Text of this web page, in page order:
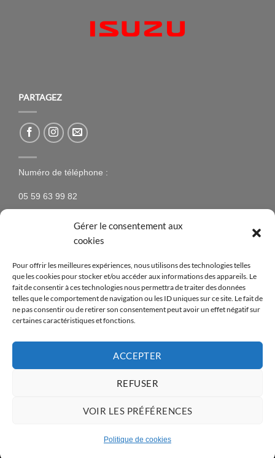
Gérer le consentement aux
cookies
Pour offrir les meilleures expériences, nous utilisons des technologies telles
que les cookies pour stocker et/ou accéder aux informations des appareils. Le
fait de consentir à ces technologies nous permettra de traiter des données
telles que le comportement de navigation ou les ID uniques sur ce site. Le fait de
ne pas consentir ou de retirer son consentement peut avoir un effet négatif sur
certaines caractéristiques et fonctions.
ACCEPTER
REFUSER
VOIR LES PRÉFÉRENCES
Politique de cookies
PARTAGEZ
Numéro de téléphone :
05 59 63 99 82
N’hésitez pas à vous inscrire à la newsletter pour être
tenus au courant des nouveaux produits proposés sur
le site ainsi que des offres spéciales !
[mc4wp_form id=14376]
MasterCard
Express
International